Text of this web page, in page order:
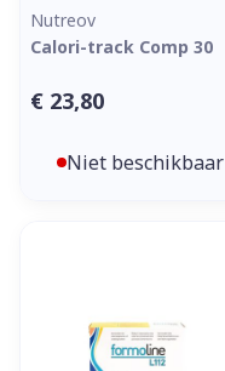
Nutreov
Calori-track Comp 30
€ 23,80
Niet beschikbaar